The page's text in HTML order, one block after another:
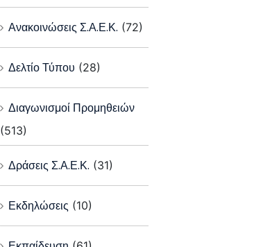
Ανακοινώσεις Σ.Α.Ε.Κ. (72)
Δελτίο Τύπου (28)
Διαγωνισμοί Προμηθειών
(513)
Δράσεις Σ.Α.Ε.Κ. (31)
Εκδηλώσεις (10)